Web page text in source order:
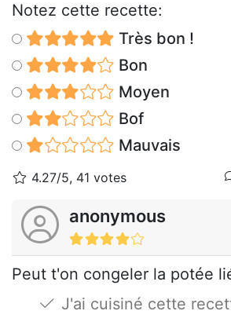
Notez cette recette:
Très bon !
Bon
Moyen
Bof
Mauvais
4.27/5, 41 votes
anonymous
Peut t'on congeler la potée
J'ai cuisiné cette